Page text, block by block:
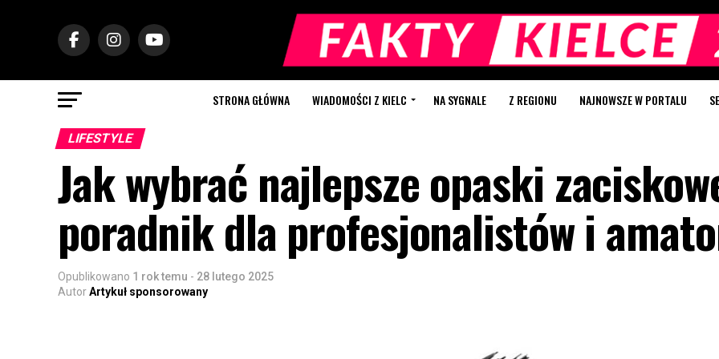
STRONA GŁÓWNA WIADOMOŚCI Z KIELC NA SYGNALE Z REGIONU NAJNOWSZE W PORTALU
LIFESTYLE
Jak wybrać najlepsze opaski
poradnik dla profesjonalistów i
Opublikowano 1 rok temu - 28 lutego 2025
AutorArtykuł sponsorowany